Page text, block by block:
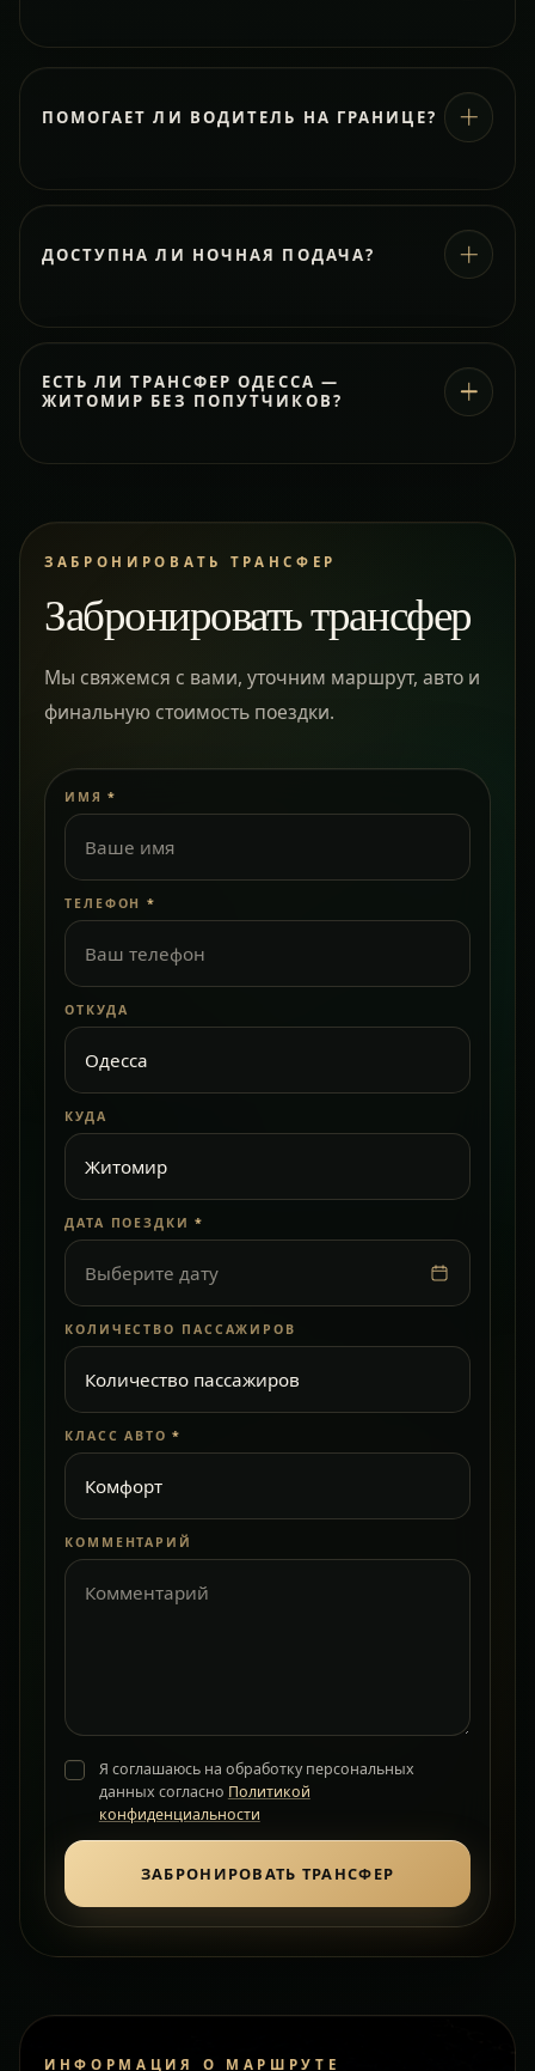
ПОМОГАЕТ ЛИ ВОДИТЕЛЬ НА ГРАНИЦЕ?
ДОСТУПНА ЛИ НОЧНАЯ ПОДАЧА?
ЕСТЬ ЛИ ТРАНСФЕР ОДЕССА —
ЖИТОМИР БЕЗ ПОПУТЧИКОВ?
ЗАБРОНИРОВАТЬ ТРАНСФЕР
Забронировать трансфер
Мы свяжемся с вами, уточним маршрут, авто и
финальную стоимость поездки.
ИМЯ *
ТЕЛЕФОН *
ОТКУДА
КУДА
ДАТА ПОЕЗДКИ *
Выберите дату
КОЛИЧЕСТВО ПАССАЖИРОВ
КЛАСС АВТО *
КОММЕНТАРИЙ
Я соглашаюсь на обработку персональных
данных согласно Политикой
конфиденциальности
ЗАБРОНИРОВАТЬ ТРАНСФЕР
ИНФОРМАЦИЯ О МАРШРУТЕ